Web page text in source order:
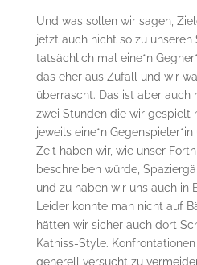
Und was sollen wir sagen,
jetzt auch nicht so zu unseren
tatsächlich mal eine*n
das eher aus Zufall und wir
überrascht. Das ist aber auch
zwei Stunden die wir gespielt
jeweils eine*n
Zeit haben wir, wie unser
beschreiben würde,
und zu haben wir uns auch in
Leider konnte man nicht auf
hätten wir sicher auch dort
Katniss-Style.
generell versucht zu